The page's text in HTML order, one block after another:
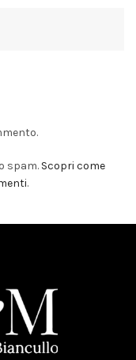
spam. Scopri come
.